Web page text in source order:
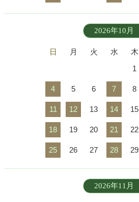
2026年10月
日 月 火 水 木
1
4 5 6 7 8
11 12 13 14 15
18 19 20 21 22
25 26 27 28 29
2026年11月